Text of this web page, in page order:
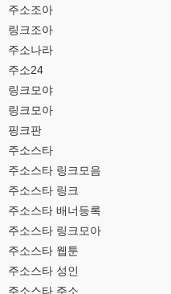
주소조아
링크조아
주소나라
주소24
링크모야
링크모아
핑크판
주소스타
주소스타 링크모음
주소스타 링크
주소스타 배너등록
주소스타 링크모아
주소스타 웹툰
주소스타 성인
주소스타 주소